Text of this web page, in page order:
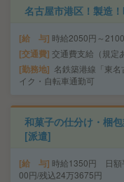
名古屋市港区！製造
給 与 時給2050円～
交通費 交通費支給（規定
勤務地 名鉄築港線「東
イク・自転車通勤可
和菓子の仕分け・梱
[派遣]
給 与 時給1350円 日額
00円/残込24万3675円